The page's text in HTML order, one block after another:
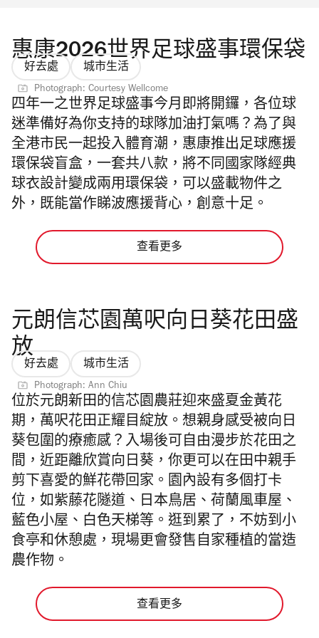
惠康2026世界足球盛事環保袋
好去處 城市生活
Photograph: Courtesy Wellcome
四年一之世界足球盛事今月 即將開鑼，各位球
迷準備好為你支持的球隊加油打氣嗎？為了與
全港市民一起投入體育潮，惠康推出足球應援
環保袋盲盒，一套共八款，將不同國家隊經典
球衣設計變成兩用環保袋，可以盛載物件之
外，既能當作睇波應援背心，創意十足。
查看更多
元朗信芯園萬呎向日葵花田盛
放
好去處 城市生活
Photograph: Ann Chiu
位於元朗新田的信芯園農莊迎來盛夏金黃花
期，萬呎花田正耀目綻放。想親身感受被向日
葵包圍的療癒感？ 入場後可自由漫步於花田之
間，近距離欣賞向日葵，你更可以在田中親手
剪下喜愛的鮮花帶回家。園內設有多個打卡
位，如紫藤花隧道、日本鳥居、荷蘭風車屋、
藍色小屋、白色天梯等。逛到累了，不妨到小
食亭和休憩處，現場更會發售自家種植的當造
農作物。
查看更多